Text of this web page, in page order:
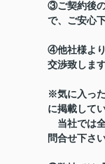
③ご契約後
で、ご安心
④他社様よ
交渉致しま
※気に入っ
に掲載して
当社では
問合せ下さ